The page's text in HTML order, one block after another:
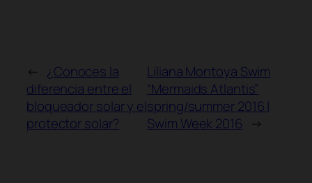
←
¿Conoces la
diferencia entre el
bloqueador solar y el
protector solar?
Liliana Montoya Swim
“Mermaids Atlantis”
spring/summer 2016 |
Swim Week 2016
→